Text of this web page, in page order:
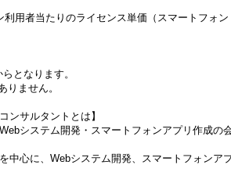
利用者当たりのライセンス単価（スマートフォン
＞
となります。
ません。
ンサルタントとは】
システム開発・スマートフォンアプリ作成の
中心に、Webシステム開発、スマートフォンア